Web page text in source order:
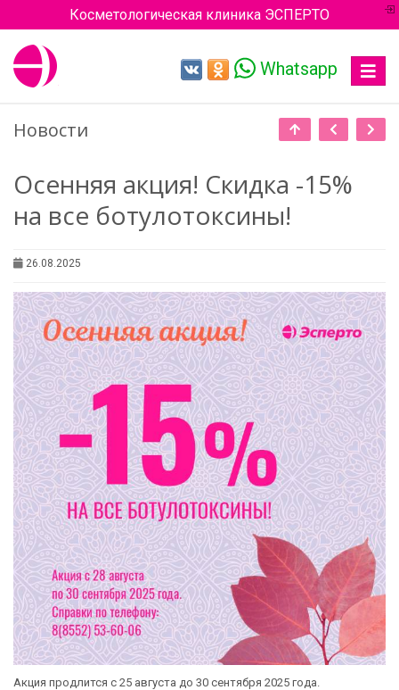
Косметологическая клиника ЭСПЕРТО
Toggle
Whatsapp
Новости
Осенняя акция! Скидка -15%
на все ботулотоксины!
26.08.2025
Акция продлится с 25 августа до 30 сентября 2025 года.